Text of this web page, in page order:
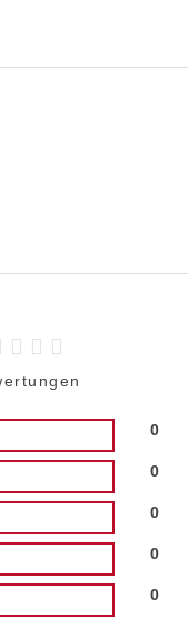
0
0
0
0
0